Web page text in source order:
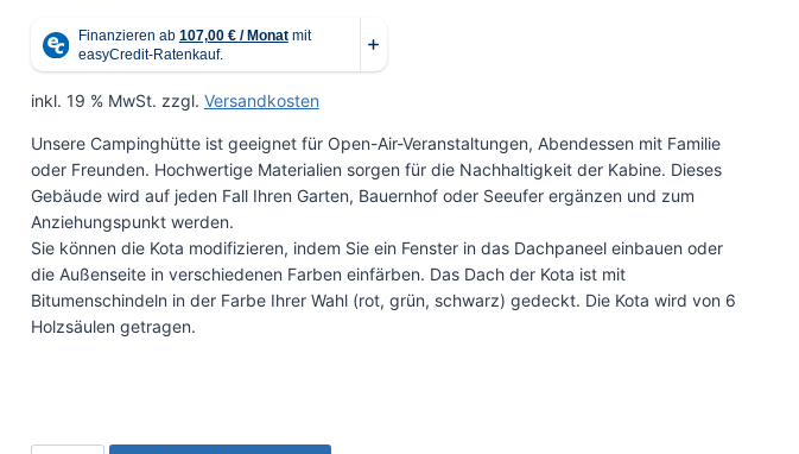
inkl. 19 % MwSt. zzgl. Versandkosten
Unsere Campinghütte ist geeignet für Open-Air-Veranstaltungen, Abendessen mit Familie
oder Freunden. Hochwertige Materialien sorgen für die Nachhaltigkeit der Kabine. Dieses
Gebäude wird auf jeden Fall Ihren Garten, Bauernhof oder Seeufer ergänzen und zum
Anziehungspunkt werden.
Sie können die Kota modifizieren, indem Sie ein Fenster in das Dachpaneel einbauen oder
die Außenseite in verschiedenen Farben einfärben. Das Dach der Kota ist mit
Bitumenschindeln in der Farbe Ihrer Wahl (rot, grün, schwarz) gedeckt. Die Kota wird von 6
Holzsäulen getragen.